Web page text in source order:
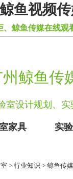
鱼视频
媒在线观看入口
州鲸鱼传
室设计规划
家具 实
> 行业知识 > 鲸鱼传